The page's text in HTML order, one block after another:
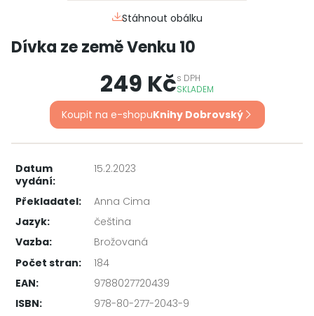
Stáhnout obálku
Dívka ze země Venku 10
249 Kčs DPH
SKLADEM
Koupit na e-shopuKnihy Dobrovský
Datum
vydání:
15.2.2023
Překladatel:
Anna Cima
Jazyk:
čeština
Vazba:
Brožovaná
Počet stran:
184
EAN:
9788027720439
ISBN:
978-80-277-2043-9